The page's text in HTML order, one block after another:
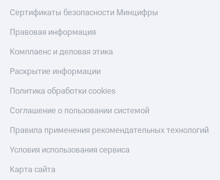
Сертификаты безопасности Минцифры
Правовая информация
Комплаенс и деловая этика
Раскрытие информации
Политика обработки cookies
Соглашение о пользовании системой
Правила применения рекомендательных технологий
Условия использования сервиса
Карта сайта